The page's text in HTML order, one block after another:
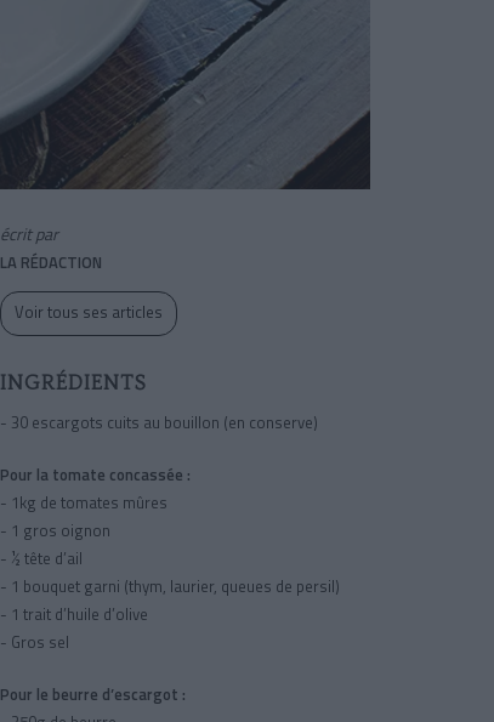
écrit par
LA RÉDACTION
Voir tous ses articles
INGRÉDIENTS
- 30 escargots cuits au bouillon (en conserve)
Pour la tomate concassée :
- 1kg de tomates mûres
- 1 gros oignon
- ½ tête d’ail
- 1 bouquet garni (thym, laurier, queues de persil)
- 1 trait d’huile d’olive
- Gros sel
Pour le beurre d’escargot :